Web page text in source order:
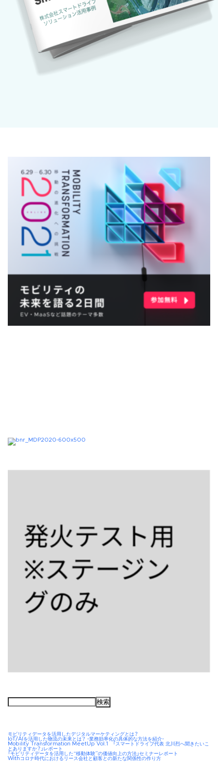
検
モビリティデータを活用したデジタルマーケティングとは？
IoT/AIを活用した物流の未来とは？ -業務効率化の具体的な方法を紹介-
Mobility Transformation MeetUp Vol.1 「スマートドライブ代表 北川烈へ聞きたいこ
とありますか？」レポート
「モビリティデータを活用した“移動体験”の価値向上の方法」セミナーレポート
Withコロナ時代におけるリース会社と顧客との新たな関係性の作り方